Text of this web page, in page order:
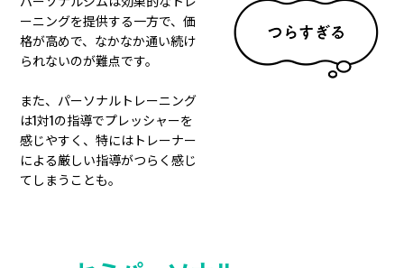
ーニングを提供する一方で、価
格が高めで、なかなか通い続け
られないのが難点です。
また、パーソナルトレーニング
は1対1の指導でプレッシャーを
感じやすく、特にはトレーナー
による厳しい指導がつらく感じ
てしまうことも。